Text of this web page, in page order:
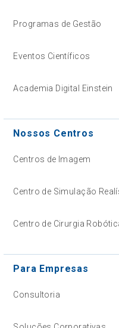
Programas de Gestão
Eventos Científicos
Academia Digital Einstein
Nossos Centros
Centros de Imagem
Centro de Simulação
Centro de Cirurgia
Para Empresas
Consultoria